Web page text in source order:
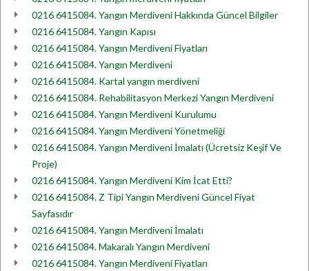
0216 6415084. Yangın Merdiveni Hakkında Güncel Bilgiler
0216 6415084. Yangın Kapısı
0216 6415084. Yangın Merdiveni Fiyatları
0216 6415084. Yangın Merdiveni
0216 6415084. Kartal yangın merdiveni
0216 6415084. Rehabilitasyon Merkezi Yangın Merdiveni
0216 6415084. Yangın Merdiveni Kurulumu
0216 6415084. Yangın Merdiveni Yönetmeliği
0216 6415084. Yangın Merdiveni İmalatı (Ücretsiz Keşif Ve
Proje)
0216 6415084. Yangın Merdiveni Kim İcat Etti?
0216 6415084. Z Tipi Yangın Merdiveni Güncel Fiyat
Sayfasıdır
0216 6415084. Yangın Merdiveni İmalatı
0216 6415084. Makaralı Yangın Merdiveni
0216 6415084. Yangın Merdiveni Fiyatları